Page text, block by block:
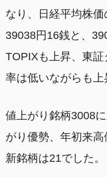
なり、日経平均株
39038円16銭と、
TOPIXも上昇、東
率は低いながらも上
値上がり銘柄3008
がり優勢、年初来
新銘柄は21でした。